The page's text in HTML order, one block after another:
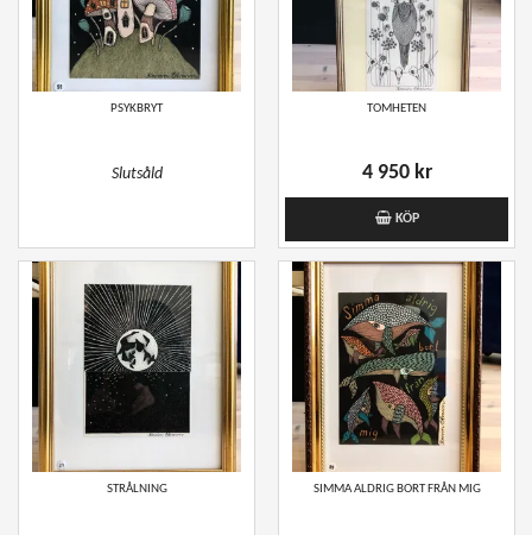
PSYKBRYT
Slutsåld
TOMHETEN
4 950 kr
KÖP
STRÅLNING SIMMA ALDRIG BORT FRÅN MIG